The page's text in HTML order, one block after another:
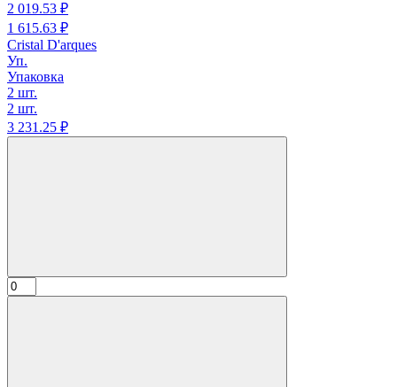
2 019.53 ₽
1 615.63 ₽
Cristal D'arques
Уп.
Упаковка
2 шт.
2 шт.
3 231.25 ₽